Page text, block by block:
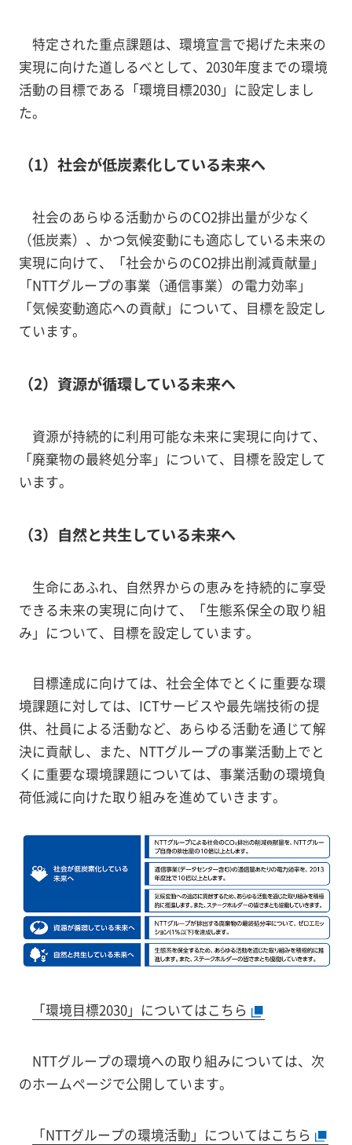
特定された重点課題は、環境宣言で掲げた未来の
実現に向けた道しるべとして、2030年度までの環境
活動の目標である「環境目標2030」に設定しまし
た。
（1）社会が低炭素化している未来へ
社会のあらゆる活動からのCO2排出量が少なく
（低炭素）、かつ気候変動にも適応している未来の
実現に向けて、「社会からのCO2排出削減貢献量」
「NTTグループの事業（通信事業）の電力効率」
「気候変動適応への貢献」について、目標を設定し
ています。
（2）資源が循環している未来へ
資源が持続的に利用可能な未来に実現に向けて、
「廃棄物の最終処分率」について、目標を設定して
います。
（3）自然と共生している未来へ
生命にあふれ、自然界からの恵みを持続的に享受
できる未来の実現に向けて、「生態系保全の取り組
み」について、目標を設定しています。
目標達成に向けては、社会全体でとくに重要な環
境課題に対しては、ICTサービスや最先端技術の提
供、社員による活動など、あらゆる活動を通じて解
決に貢献し、また、NTTグループの事業活動上でと
くに重要な環境課題については、事業活動の環境負
荷低減に向けた取り組みを進めていきます。
「環境目標2030」についてはこちら
NTTグループの環境への取り組みについては、次
のホームページで公開しています。
「NTTグループの環境活動」についてはこちら